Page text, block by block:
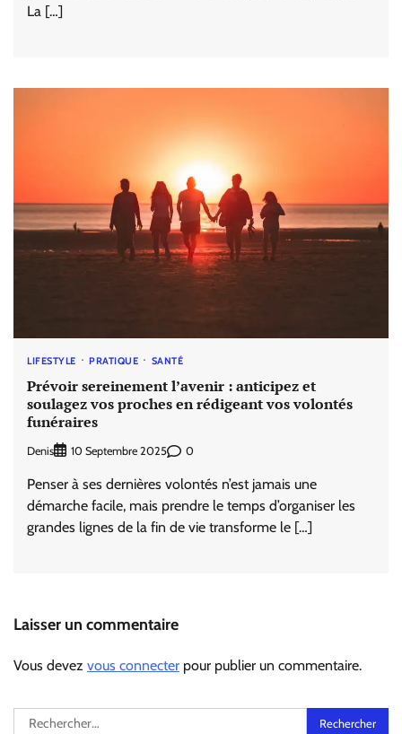
La […]
LIFESTYLE PRATIQUE SANTÉ
Prévoir sereinement l’avenir : anticipez et
soulagez vos proches en rédigeant vos volontés
funéraires
Denis 10 Septembre 2025 0
Penser à ses dernières volontés n’est jamais une
démarche facile, mais prendre le temps d’organiser les
grandes lignes de la fin de vie transforme le […]
Laisser un commentaire
Vous devez vous connecter pour publier un commentaire.
Rechercher :